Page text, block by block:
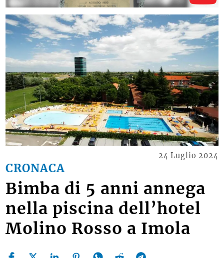
CRONACA
24 Luglio 2024
Bimba di 5 anni annega
nella piscina dell’hotel
Molino Rosso a Imola